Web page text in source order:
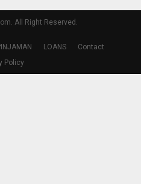
All Right Reserved.
LOANS
Contact
Policy